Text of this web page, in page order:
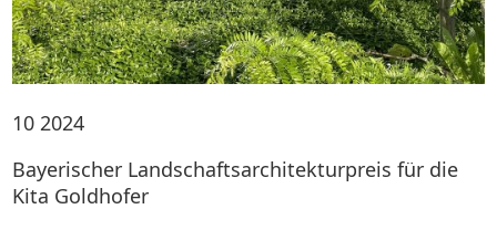
10 2024
Bayerischer Landschaftsarchitekturpreis für die
Kita Goldhofer